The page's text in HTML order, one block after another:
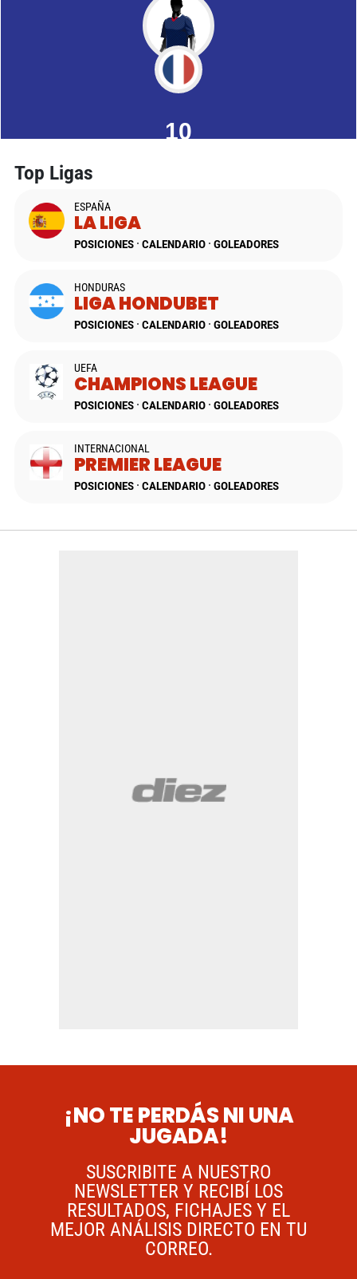
Top Ligas
ESPAÑA
LA LIGA
POSICIONES CALENDARIO GOLEADORES
HONDURAS
LIGA HONDUBET
POSICIONES CALENDARIO GOLEADORES
UEFA
CHAMPIONS LEAGUE
POSICIONES CALENDARIO GOLEADORES
INTERNACIONAL
PREMIER LEAGUE
POSICIONES CALENDARIO GOLEADORES
¡NO TE PERDÁS NI UNA
JUGADA!
SUSCRIBITE A NUESTRO
NEWSLETTER Y RECIBÍ LOS
RESULTADOS, FICHAJES Y EL
MEJOR ANÁLISIS DIRECTO EN TU
CORREO.